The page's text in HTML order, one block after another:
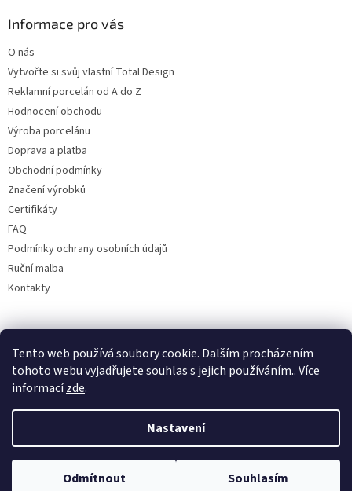
Tento web používá soubory cookie. Dalším procházením
tohoto webu vyjadřujete souhlas s jejich používáním.. Více
informacízde.
Nastavení
Odmítnout Souhlasím
Informace pro vás
O nás
Vytvořte si svůj vlastní Total Design
Reklamní porcelán od A do Z
Hodnocení obchodu
Výroba porcelánu
Doprava a platba
Obchodní podmínky
Značení výrobků
Certifikáty
FAQ
Podmínky ochrany osobních údajů
Ruční malba
Kontakty
Facebook
Copyright 2026Bohemia porcelán 1987 . Všechna práva vyhrazena.